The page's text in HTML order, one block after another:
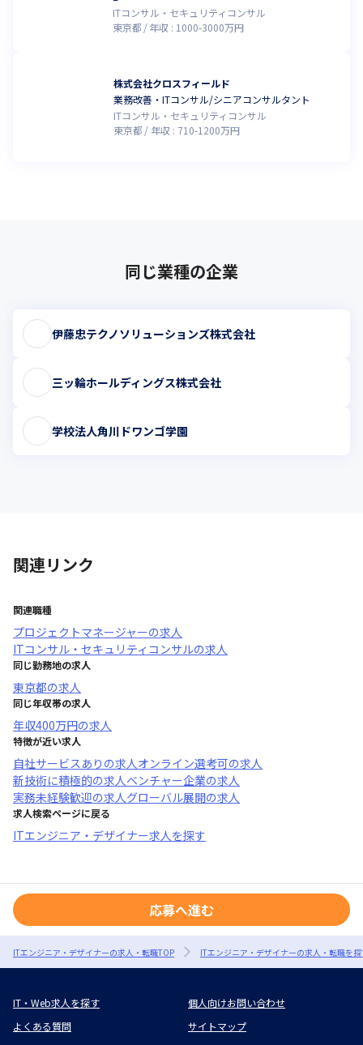
ITコンサル・セキュリティコンサル
東京都
年収 : 1000-3000万円
株式会社クロスフィールド
業務改善・ITコンサル/シニアコンサルタント
ITコンサル・セキュリティコンサル
東京都
年収 : 710-1200万円
同じ業種の企業
伊藤忠テクノソリューションズ株式会社
三ッ輪ホールディングス株式会社
学校法人角川ドワンゴ学園
関連リンク
関連職種
プロジェクトマネージャーの求人
ITコンサル・セキュリティコンサルの求人
同じ勤務地の求人
東京都の求人
同じ年収帯の求人
年収400万円の求人
特徴が近い求人
自社サービスあり の求人オンライン選考可の求人
新技術に積極的の求人ベンチャー企業の求人
実務未経験歓迎の求人グローバル展開の求人
求人検索ページに戻る
ITエンジニア・デザイナー求人を探す
応募へ進む
ITエンジニア・デザイナーの求人・転職TOP ITエンジニア・デザイナーの求人・転職を
IT・Web求人を探す
個人向けお問い合わせ
よくある質問
サイトマップ